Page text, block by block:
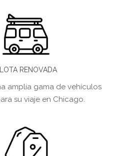
RENOVADA
amplia gama de vehículos
su viaje en Chicago.